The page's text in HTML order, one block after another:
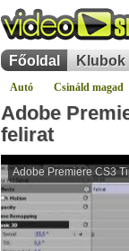
Főoldal Klubok
Autó Csináld magad
Adobe
felirat